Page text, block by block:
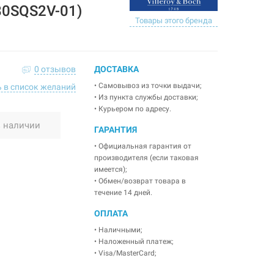
01)
Товары этого бренда
0 отзывов
в список желаний
наличии
ДОСТАВКА
• Самовывоз из точки выдачи;
• Из пункта службы доставки;
• Курьером по адресу.
ГАРАНТИЯ
• Официальная гарантия от
производителя (если таковая
имеется);
• Обмен/возврат товара в
течение 14 дней.
ОПЛАТА
• Наличными;
• Наложенный платеж;
• Visa/MasterCard;